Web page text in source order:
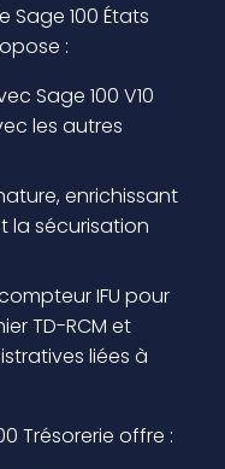
100 États
:
Sage 100 V10
les autres
enrichissant
la sécurisation
IFU pour
TD-RCM et
liées à
Trésorerie offre :